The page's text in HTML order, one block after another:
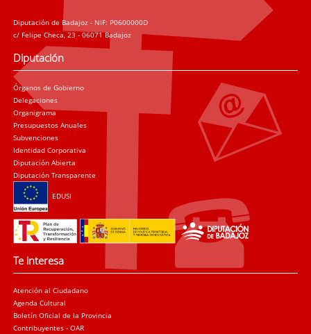
Diputación de Badajoz - NIF: P0600000D
c/ Felipe Checa, 23 - 06071 Badajoz
Diputación
Órganos de Gobierno
Delegaciones
Organigrama
Presupuestos Anuales
Subvenciones
Identidad Corporativa
Diputación Abierta
Diputación Transparente
EDUSI
Te interesa
Atención al Ciudadano
Agenda Cultural
Boletín Oficial de la Provincia
Contribuyentes - OAR